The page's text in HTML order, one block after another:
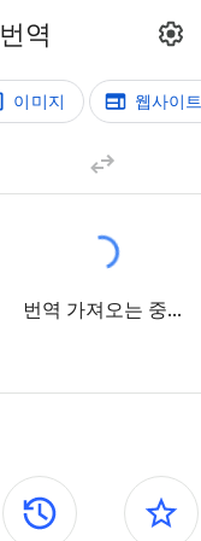
번역
이미지 웹사이트
번역 가져오는 중...